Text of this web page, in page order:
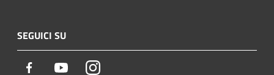
SEGUICI SU
Facebook YoutubeInstagram